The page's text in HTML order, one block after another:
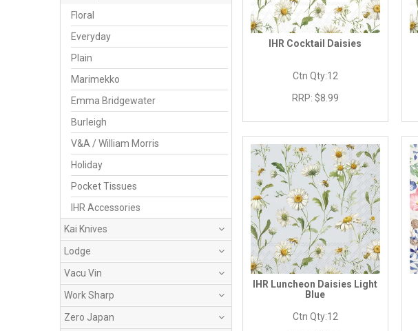
Floral
Everyday
Plain
Marimekko
Emma Bridgewater
Burleigh
V&A / William Morris
Holiday
Pocket Tissues
IHR Accessories
Kai Knives
Lodge
Vacu Vin
Work Sharp
Zero Japan
IHR Cocktail Daisies
Ctn Qty:12
RRP: $8.99
IHR Luncheon Daisies Light
Blue
Ctn Qty:12